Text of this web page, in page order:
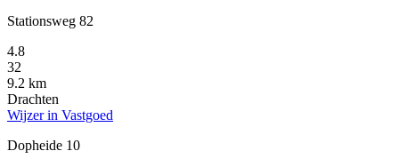
Stationsweg 82
4.8
32
9.2 km
Drachten
Wijzer in Vastgoed
Dopheide 10